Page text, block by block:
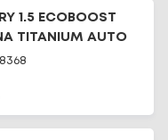
1.5 ECOBOOST
TITANIUM AUTO
18368